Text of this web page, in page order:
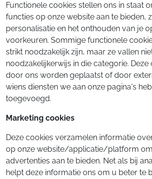
Functionele cookies stellen ons in staat
functies op onze website aan te bieden,
personalisatie en het onthouden van je
voorkeuren. Sommige functionele
strikt noodzakelijk zijn, maar ze vallen
noodzakelijkerwijs in die categorie. Deze
door ons worden geplaatst of door
wiens diensten we aan onze pagina's
toegevoegd.
Marketing cookies
Deze cookies verzamelen informatie
op onze website/applicatie/platform
advertenties aan te bieden. Net als bij
helpt deze informatie ons om u beter te